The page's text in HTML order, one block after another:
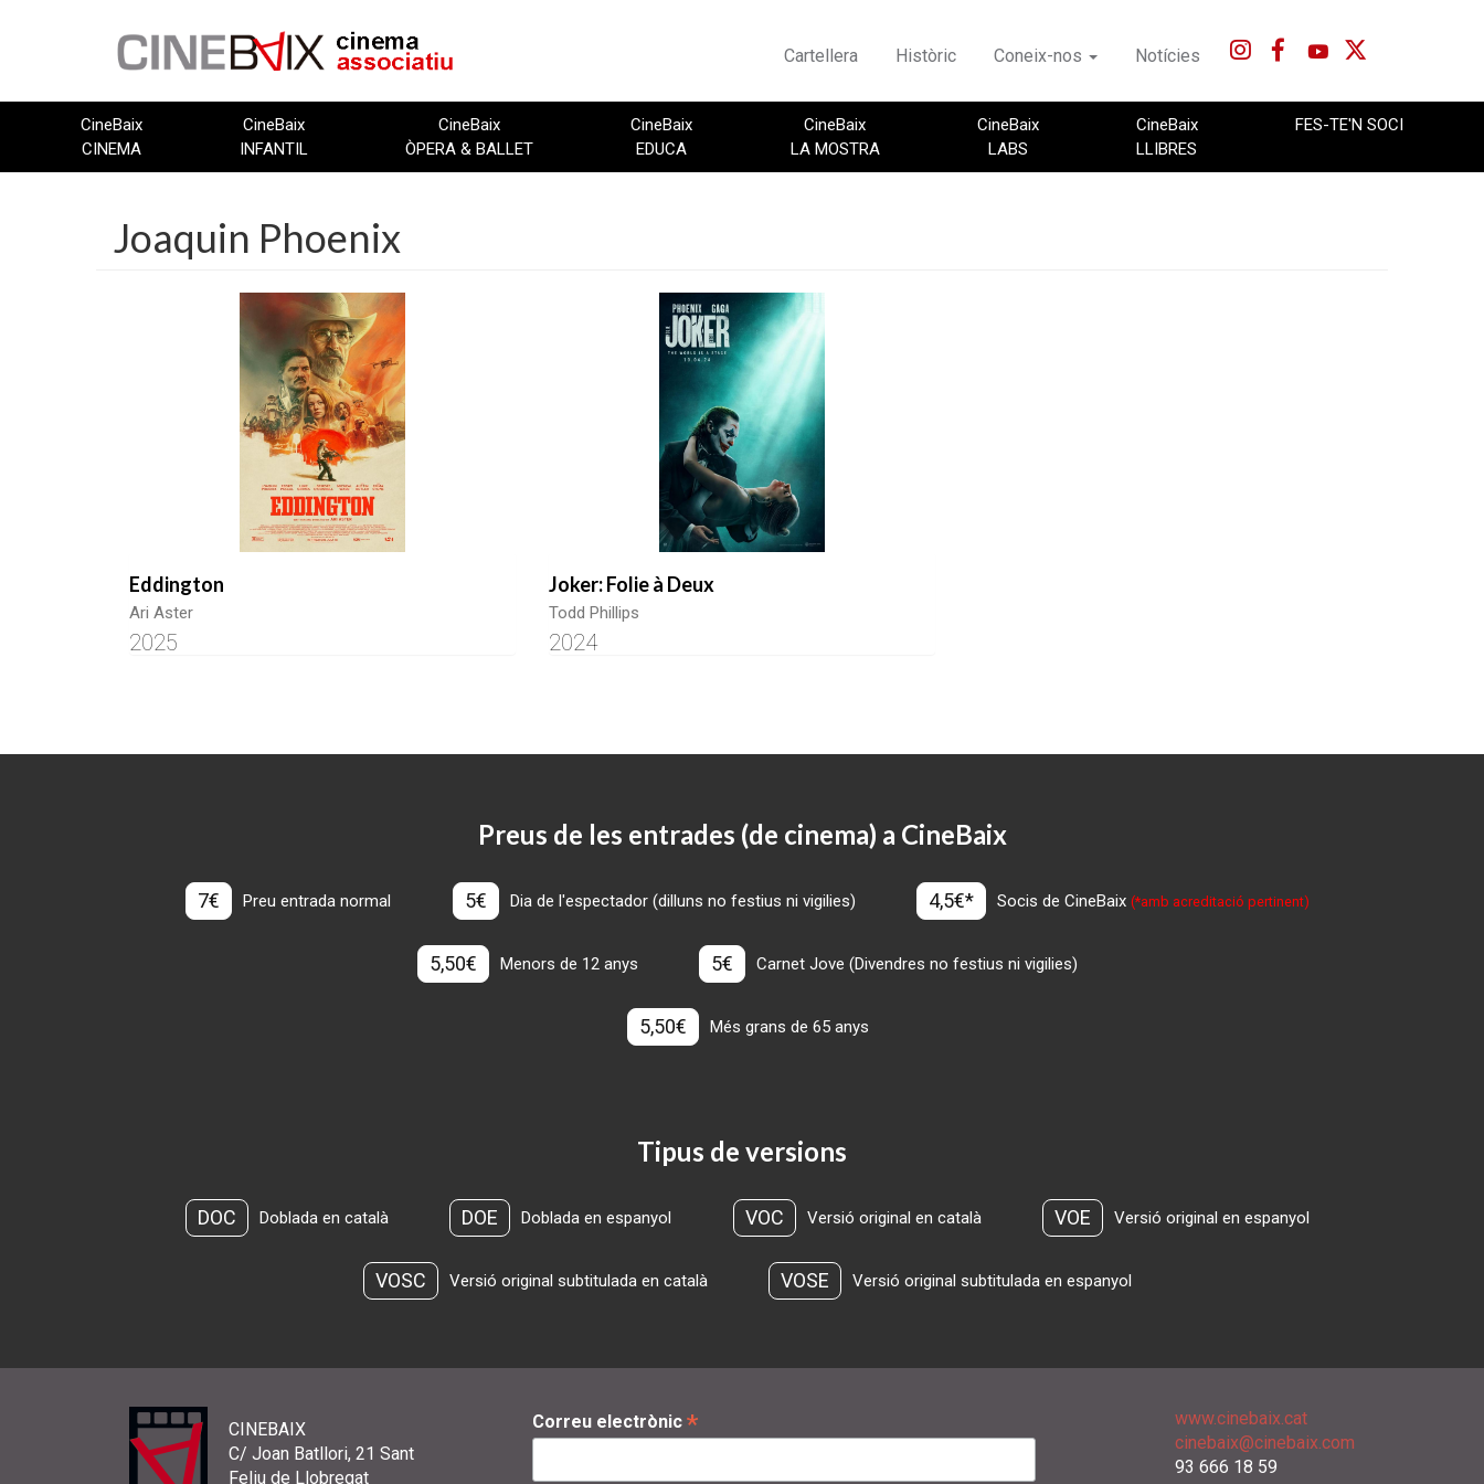
Cartellera Històric Coneix-nos Notícies
CineBaix
CINEMA
CineBaix
INFANTIL
CineBaix
ÒPERA & BALLET
CineBaix
EDUCA
CineBaix
LA MOSTRA
CineBaix
LABS
CineBaix
LLIBRES
FES-TE'N SOCI
Joaquin Phoenix
Eddington
Ari Aster
2025
Joker: Folie à Deux
Todd Phillips
2024
Preus de les entrades (de cinema) a CineBaix
7€ Preu entrada normal 5€ Dia de l'espectador (dilluns no festius ni vigilies) 4,5€* Socis de CineBaix(*amb acreditació pertinent)
5,50€ Menors de 12 anys 5€ Carnet Jove (Divendres no festius ni vigilies)
5,50€ Més grans de 65 anys
Tipus de versions
DOC Doblada en català DOE Doblada en espanyol VOC Versió original en català VOE Versió original en espanyol
VOSC Versió original subtitulada en català VOSE Versió original subtitulada en espanyol
CINEBAIX
C/ Joan Batllori, 21 Sant
Feliu de Llobregat
Correu electrònic *
www.cinebaix.cat
cinebaix@cinebaix.com
93 666 18 59